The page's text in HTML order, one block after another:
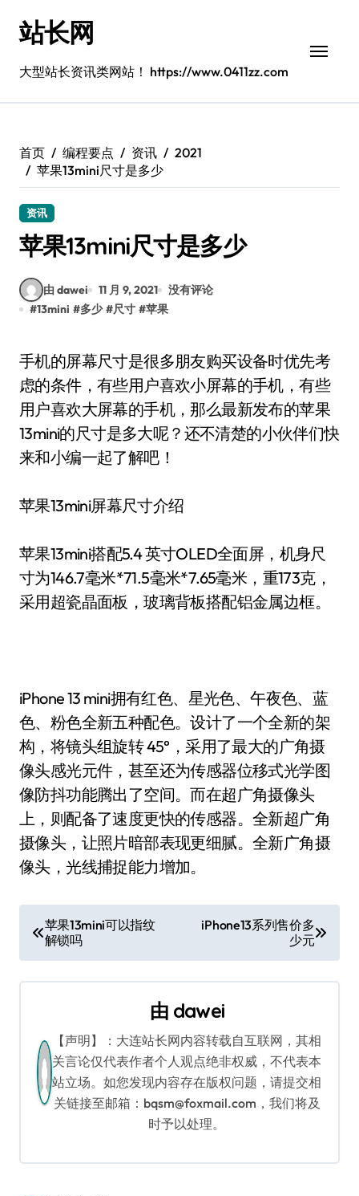
站长网
大型站长资讯类网站！ https://www.0411zz.com
首页 编程要点 资讯
2021
苹果13mini尺寸是多少
资讯
苹果13mini尺寸是多少
由 dawei 11 月 9, 2021
没有评论
#13mini #多少 #尺寸 #苹果
手机的屏幕尺寸是很多朋友购买设备时优先考
虑的条件，有些用户喜欢小屏幕的手机，有些
用户喜欢大屏幕的手机，那么最新发布的苹果
13mini的尺寸是多大呢？还不清楚的小伙伴们快
来和小编一起了解吧！
苹果13mini屏幕尺寸介绍
苹果13mini搭配5.4 英寸OLED全面屏，机身尺
寸为146.7毫米*71.5毫米*7.65毫米，重173克，
采用超瓷晶面板，玻璃背板搭配铝金属边框。
iPhone 13 mini拥有红色、星光色、午夜色、蓝
色、粉色全新五种配色。设计了一个全新的架
构，将镜头组旋转 45°，采用了最大的广角摄
像头感光元件，甚至还为传感器位移式光学图
像防抖功能腾出了空间。而在超广角摄像头
上，则配备了速度更快的传感器。全新超广角
摄像头，让照片暗部表现更细腻。全新广角摄
像头，光线捕捉能力增加。
文
章
导
苹果13mini可以指纹
解锁吗
iPhone13系列售价多
少元
由 dawei
【声明】：大连站长网内容转载自互联网，其相
关言论仅代表作者个人观点绝非权威，不代表本
站立场。如您发现内容存在版权问题，请提交相
关链接至邮箱：bqsm@foxmail.com，我们将及
时予以处理。